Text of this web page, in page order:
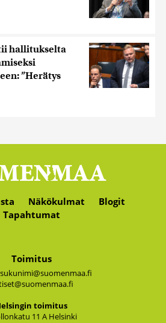
hallitukselta
”Herätys
Näkökulmat
Blogit
Tapahtumat
Toimitus
toi­mi­tus
11 A Hel­sin­ki